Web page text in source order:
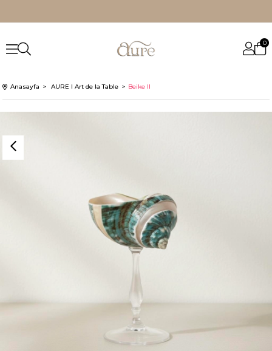
0
Anasayfa AURE I Art de la Table Beike II